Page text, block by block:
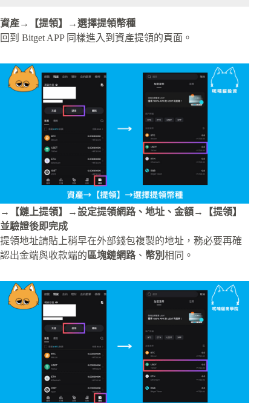
資產→【提領】→選擇提領幣種
回到 Bitget APP 同樣進入到資產提領的頁面。
→【鏈上提領】→設定提領網路、地址、金額→【提領】
並驗證後即完成
提領地址請貼上稍早在外部錢包複製的地址，務必要再確
認出金端與收款端的區塊鏈網路、 幣別 相同。